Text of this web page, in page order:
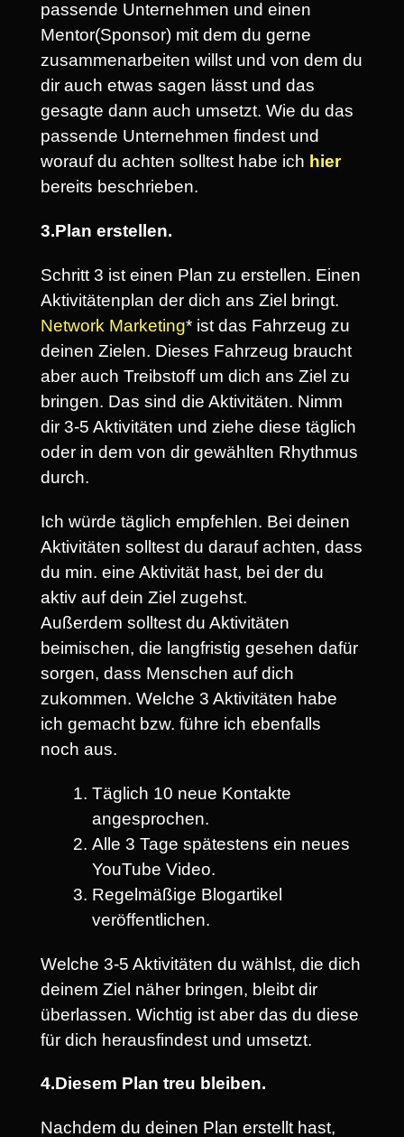
passende Unternehmen und einen
Mentor(Sponsor) mit dem du gerne
zusammenarbeiten willst und von dem du
dir auch etwas sagen lässt und das
gesagte dann auch umsetzt. Wie du das
passende Unternehmen findest und
worauf du achten solltest habe ich hier
bereits beschrieben.
3.Plan erstellen.
Schritt 3 ist einen Plan zu erstellen. Einen
Aktivitätenplan der dich ans Ziel bringt.
Network Marketing* ist das Fahrzeug zu
deinen Zielen. Dieses Fahrzeug braucht
aber auch Treibstoff um dich ans Ziel zu
bringen. Das sind die Aktivitäten. Nimm
dir 3-5 Aktivitäten und ziehe diese täglich
oder in dem von dir gewählten Rhythmus
durch.
Ich würde täglich empfehlen. Bei deinen
Aktivitäten solltest du darauf achten, dass
du min. eine Aktivität hast, bei der du
aktiv auf dein Ziel zugehst.
Außerdem solltest du Aktivitäten
beimischen, die langfristig gesehen dafür
sorgen, dass Menschen auf dich
zukommen. Welche 3 Aktivitäten habe
ich gemacht bzw. führe ich ebenfalls
noch aus.
Täglich 10 neue Kontakte
angesprochen.
Alle 3 Tage spätestens ein neues
YouTube Video.
Regelmäßige Blogartikel
veröffentlichen.
Welche 3-5 Aktivitäten du wählst, die dich
deinem Ziel näher bringen, bleibt dir
überlassen. Wichtig ist aber das du diese
für dich herausfindest und umsetzt.
4.Diesem Plan treu bleiben.
Nachdem du deinen Plan erstellt hast,